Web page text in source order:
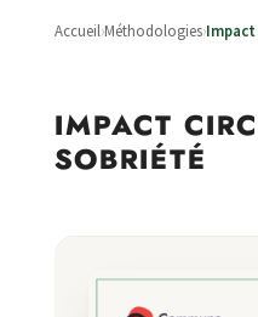
Accueil›Méthodologies›
IMPACT
SOBRIÉTÉ